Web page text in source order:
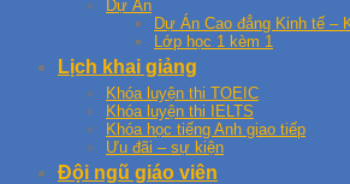
Dự Án
Dự Án Cao đẳng Kinh tế –
Lớp học 1 kèm 1
Lịch khai giảng
Khóa luyện thi TOEIC
Khóa luyện thi IELTS
Khóa học tiếng Anh giao tiếp
Ưu đãi – sự kiện
Đội ngũ giáo viên